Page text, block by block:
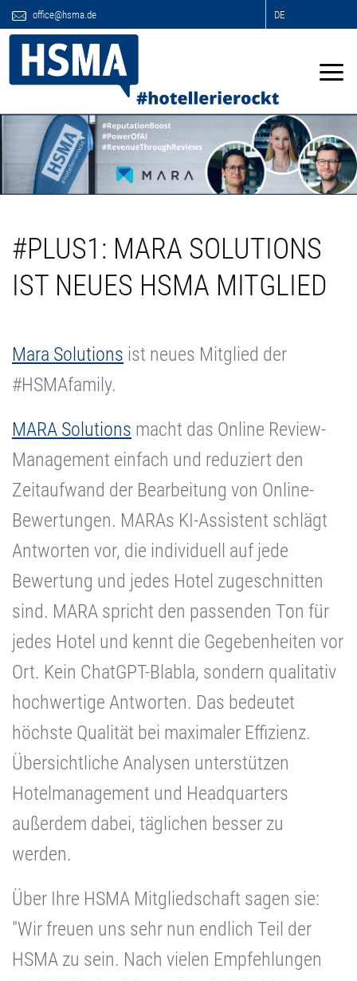
office@hsma.de DE
#PLUS1: MARA SOLUTIONS
IST NEUES HSMA MITGLIED
Mara Solutions ist neues Mitglied der
#HSMAfamily.
MARA Solutions macht das Online Review-
Management einfach und reduziert den
Zeitaufwand der Bearbeitung von Online-
Bewertungen. MARAs KI-Assistent schlägt
Antworten vor, die individuell auf jede
Bewertung und jedes Hotel zugeschnitten
sind. MARA spricht den passenden Ton für
jedes Hotel und kennt die Gegebenheiten vor
Ort. Kein ChatGPT-Blabla, sondern qualitativ
hochwertige Antworten. Das bedeutet
höchste Qualität bei maximaler Effizienz.
Übersichtliche Analysen unterstützen
Hotelmanagement und Headquarters
außerdem dabei, täglichen besser zu
werden.
Über Ihre HSMA Mitgliedschaft sagen sie:
"Wir freuen uns sehr nun endlich Teil der
HSMA zu sein. Nach vielen Empfehlungen